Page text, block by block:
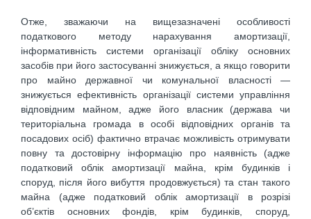
Отже, зважаючи на вищезазначені особливості
податкового методу нарахування амортизації,
інформативність системи організації обліку основних
засобів при його застосуванні знижується, а якщо говорити
про майно державної чи комунальної власності —
знижується ефективність організації системи управління
відповідним майном, адже його власник (держава чи
територіальна громада в особі відповідних органів та
посадових осіб) фактично втрачає можливість отримувати
повну та достовірну інформацію про наявність (адже
податковий облік амортизації майна, крім будинків і
споруд, після його вибуття продовжується) та стан такого
майна (адже податковий облік амортизації в розрізі
об’єктів основних фондів, крім будинків, споруд,